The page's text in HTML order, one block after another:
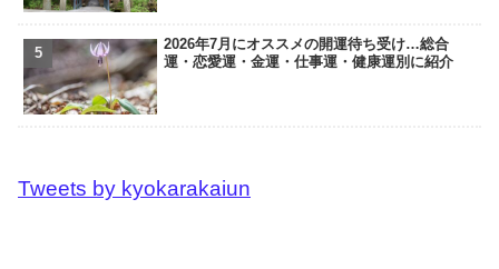
2026年7月にオススメの開運待ち受け…総合
運・恋愛運・金運・仕事運・健康運別に紹介
Tweets by kyokarakaiun